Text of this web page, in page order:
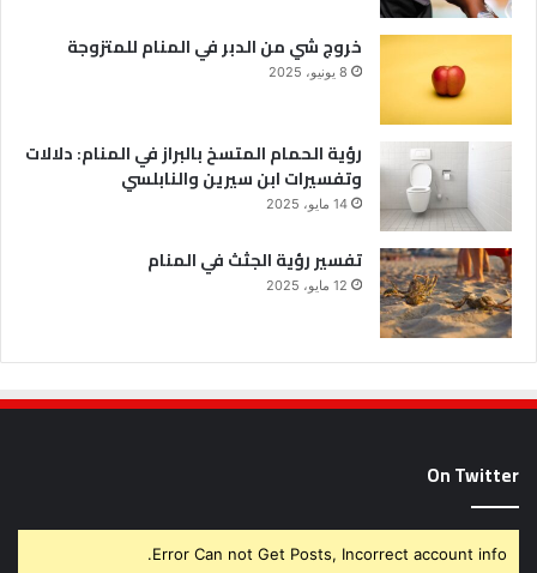
خروج شي من الدبر في المنام للمتزوجة
8 يونيو، 2025
رؤية الحمام المتسخ بالبراز في المنام: دلالات
وتفسيرات ابن سيرين والنابلسي
14 مايو، 2025
تفسير رؤية الجثث في المنام
12 مايو، 2025
On Twitter
Error Can not Get Posts, Incorrect account info.